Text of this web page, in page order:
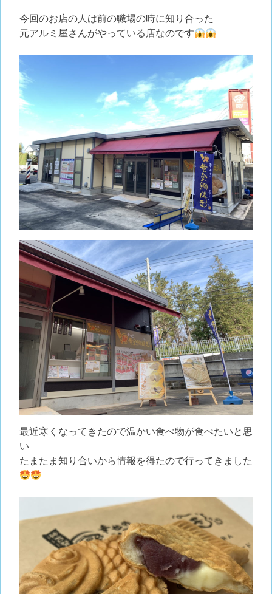
今回のお店の人は前の職場の時に知り合った
元アルミ屋さんがやっている店なのです
最近寒くなってきたので温かい食べ物が食べたいと思
い
たまたま知り合いから情報を得たので行ってきました